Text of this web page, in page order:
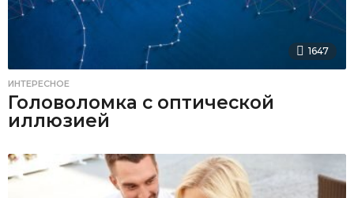
1647
ИНТЕРЕСНОЕ
Головоломка с оптической
иллюзией